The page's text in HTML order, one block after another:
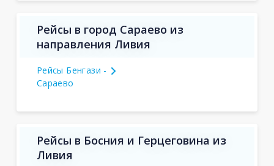
Рейсы в город Сараево из
направления Ливия
Рейсы Бенгази -
Сараево
Рейсы в Босния и Герцеговина из
Ливия